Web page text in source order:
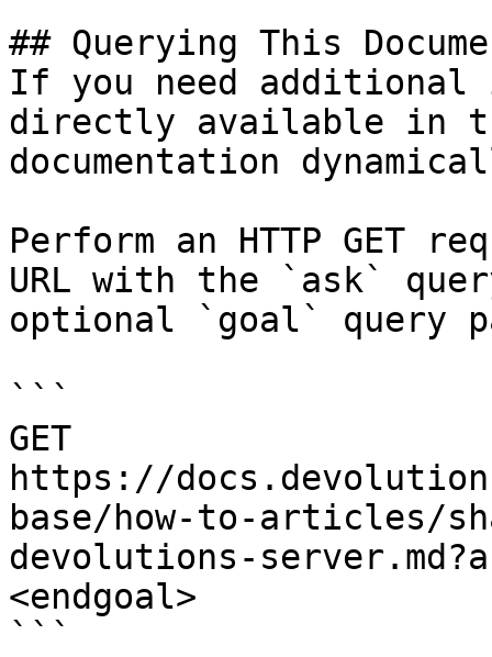
## Querying This
If you need
directly available in
documentation
Perform an HTTP GET
URL with the `ask`
optional `goal` query
```
GET
https://
base/how-to-articles/
devolutions-
<endgoal>
```